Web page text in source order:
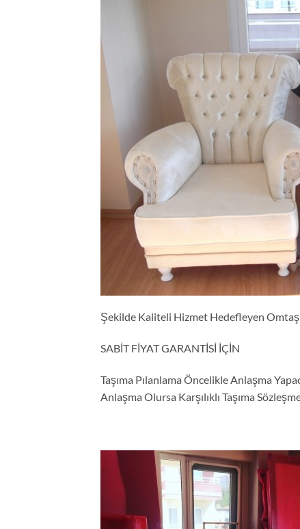
Şekilde Kaliteli Hizmet Hedefleyen Omtaş
SABİT FİYAT GARANTİSİ İÇİN
Taşıma Pılanlama Öncelikle Anlaşma
Anlaşma Olursa Karşılıklı Taşıma